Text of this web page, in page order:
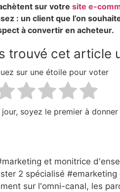
sur votre site e-
: un client que l’on
à convertir en acheteur.
trouvé cet article
sur une étoile pour voter
soyez le premier à
et monitrice
2 spécialisé
sur l'omni-canal, les